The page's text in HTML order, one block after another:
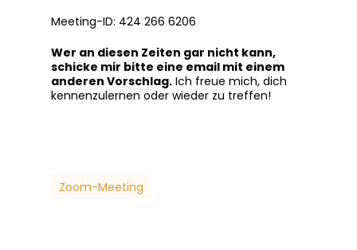
Meeting-ID: 424 266 6206
Wer an diesen Zeiten gar nicht kann,
schicke mir bitte eine email mit einem
anderen Vorschlag. Ich freue mich, dich
kennenzulernen oder wieder zu treffen!
Zoom-Meeting